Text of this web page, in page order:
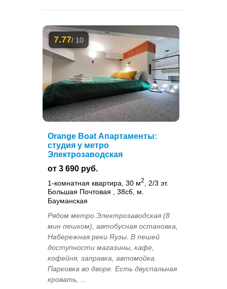
7.77/ 10
Orange Boat Апартаменты:
студия у метро
Электрозаводская
от 3 690 руб.
1-комнатная квартира, 30 м2
, 2/3 эт.
Большая Почтовая , 38с6, м.
Бауманская
Рядом метро Электрозаводская (8
мин пешком), автобусная остановка,
Набережная реки Яузы. В пешей
доступности магазины, кафе,
кофейня, заправка, автомойка.
Парковка во дворе. Есть двуспальная
кровать, ...